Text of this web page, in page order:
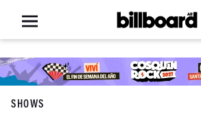
Open
menu
Billboard
SHOWS